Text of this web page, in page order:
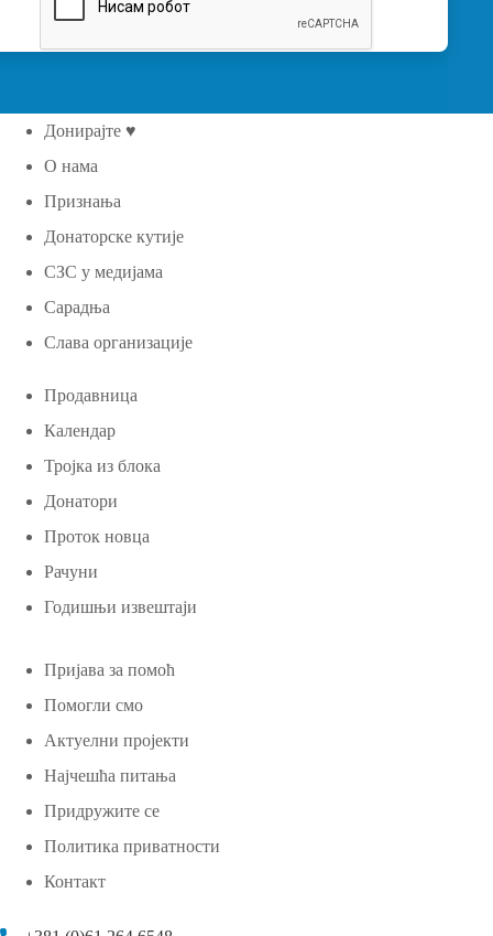
Донирајте ♥
О нама
Признања
Донаторске кутије
СЗС у медијама
Сарадња
Слава организације
Продавница
Календар
Тројка из блока
Донатори
Проток новца
Рачуни
Годишњи извештаји
Пријава за помоћ
Помогли смо
Актуелни пројекти
Најчешћа питања
Придружите се
Политика приватности
Контакт